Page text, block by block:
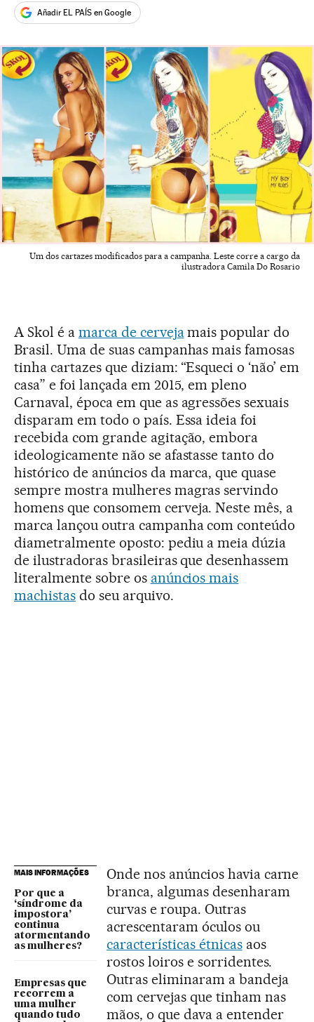
Añadir EL PAÍS en Google
Um dos cartazes modificados para a campanha. Leste corre a cargo da
ilustradora Camila Do Rosario
A Skol é a marca de cervejamais popular do
Brasil. Uma de suas campanhas mais famosas
tinha cartazes que diziam: “Esqueci o ‘não’ em
casa” e foi lançada em 2015, em pleno
Carnaval, época em que as agressões sexuais
disparam em todo o país. Essa ideia foi
recebida com grande agitação, embora
ideologicamente não se afastasse tanto do
histórico de anúncios da marca, que quase
sempre mostra mulheres magras servindo
homens que consomem cerveja. Neste mês, a
marca lançou outra campanha com conteúdo
diametralmente oposto: pediu a meia dúzia
de ilustradoras brasileiras que desenhassem
literalmente sobre os anúncios mais
machistasdo seu arquivo.
MAIS INFORMAÇÕES
Por que a
‘síndrome da
impostora’
continua
atormentando
as mulheres?
Empresas que
recorrem a
uma mulher
quando tudo
Onde nos anúncios havia carne
branca, algumas desenharam
curvas e roupa. Outras
acrescentaram óculos ou
características étnicasaos
rostos loiros e sorridentes.
Outras eliminaram a bandeja
com cervejas que tinham nas
mãos, o que dava a entender